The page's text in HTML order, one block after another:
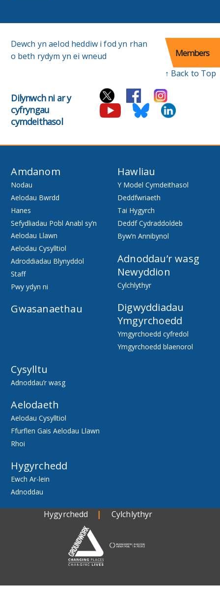
Dewch yn aelod heddiw i fod yn rhan
o beth rydym yn ei wneud
Members
↑ Back to Top
Dilynwch ni ar y
cyfryngau
cymdeithasol
Amdanom
Nodau
Aelodau Bwrdd
Hanes
Sefydliadau Pobl Anabl sy’n
Aelodau Llawn
Aelodau Cysylltiol
Adroddiadau Blynyddol
Staff
Pwy ydyn ni
Gwasanaethau
Hawliau
Y Model Cymdeithasol
Deddfwriaeth
Tai Hygyrch
Deddf Cydraddoldeb
Byw’n Annibynol
Adnoddau’r wasg
Newyddion
Cylchlythyr
Digwyddiadau
Ymgyrchoedd
Ymgyrchoedd cyfredol
Ymgyrchoedd blaenorol
Cysylltu
Adnoddau’r wasg
Aelodaeth
Aelodau Cysylltiol
Ffurflen Gais Aelodau Llawn
Rhoi
Hygyrchedd
Ewch Ar-lein
Adnoddau
Hygyrchedd Cylchlythyr